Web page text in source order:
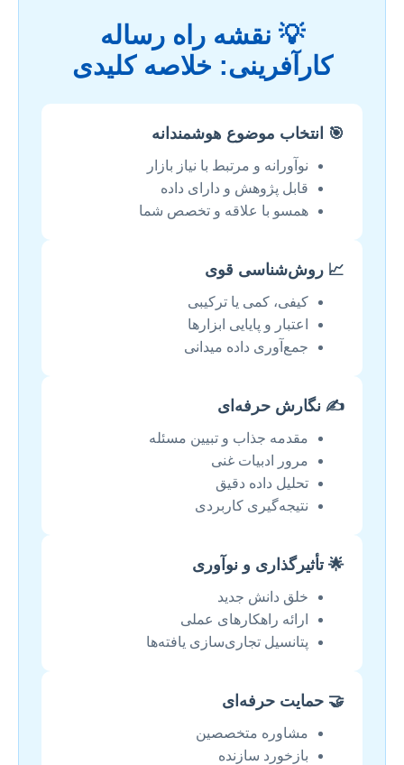
💡 نقشه راه رساله
کارآفرینی: خلاصه کلیدی
🎯 انتخاب موضوع هوشمندانه
نوآورانه و مرتبط با نیاز بازار
قابل پژوهش و دارای داده
همسو با علاقه و تخصص شما
📈 روش‌شناسی قوی
کیفی، کمی یا ترکیبی
اعتبار و پایایی ابزارها
جمع‌آوری داده میدانی
✍️ نگارش حرفه‌ای
مقدمه جذاب و تبیین مسئله
مرور ادبیات غنی
تحلیل داده دقیق
نتیجه‌گیری کاربردی
🌟 تأثیرگذاری و نوآوری
خلق دانش جدید
ارائه راهکارهای عملی
پتانسیل تجاری‌سازی یافته‌ها
🤝 حمایت حرفه‌ای
مشاوره متخصصین
بازخورد سازنده